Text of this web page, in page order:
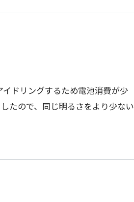
イドリングするため電池消費が少
たので、同じ明るさをより少ない